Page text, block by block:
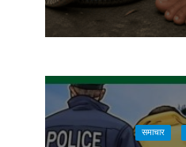
समाचार